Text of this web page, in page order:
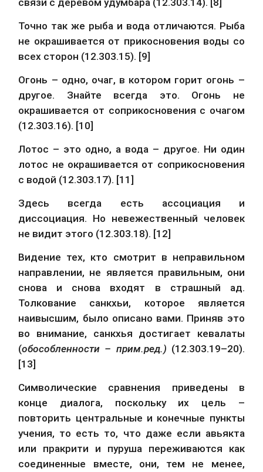
Точно так же рыба и вода отличаются. Рыба
не окрашивается от прикосновения воды со
всех сторон (12.303.15). [9]
Огонь – одно, очаг, в котором горит огонь –
другое. Знайте всегда это. Огонь не
окрашивается от соприкосновения с очагом
(12.303.16). [10]
Лотос – это одно, а вода – другое. Ни один
лотос не окрашивается от соприкосновения
с водой (12.303.17). [11]
Здесь всегда есть ассоциация и
диссоциация. Но невежественный человек
не видит этого (12.303.18). [12]
Видение тех, кто смотрит в неправильном
направлении, не является правильным, они
снова и снова входят в страшный ад.
Толкование санкхьи, которое является
наивысшим, было описано вами. Приняв это
во внимание, санкхья достигает кевалаты
(обособленности – прим.ред.) (12.303.19–20).
[13]
Символические сравнения приведены в
конце диалога, поскольку их цель –
повторить центральные и конечные пункты
учения, то есть то, что даже если авьякта
или пракрити и пуруша переживаются как
соединенные вместе, они, тем не менее,